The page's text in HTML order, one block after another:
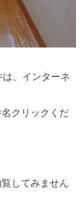
、インターネ
クリックくだ
してみません